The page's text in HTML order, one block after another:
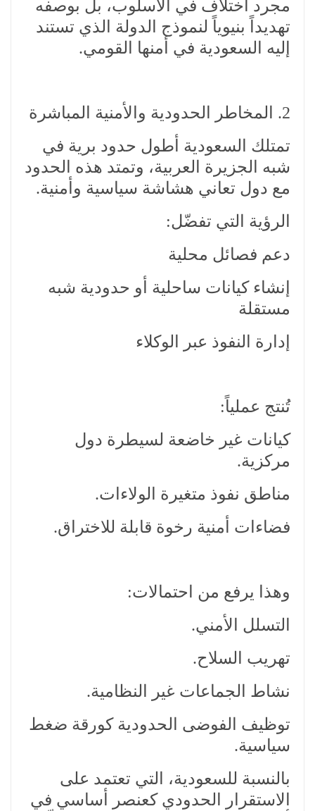
مجرد اختلاف في الأسلوب، بل بوصفه
تهديداً بنيوياً لنموذج الدولة الذي تستند
إليه السعودية في أمنها القومي.
2. المخاطر الحدودية والأمنية المباشرة
تمتلك السعودية أطول حدود برية في
شبه الجزيرة العربية، وتمتد هذه الحدود
مع دول تعاني هشاشة سياسية وأمنية.
الرؤية التي تفضّل:
دعم فصائل محلية
إنشاء كيانات ساحلية أو حدودية شبه
مستقلة
إدارة النفوذ عبر الوكلاء
تُنتج عملياً:
كيانات غير خاضعة لسيطرة دول
مركزية.
مناطق نفوذ متغيرة الولاءات.
فضاءات أمنية رخوة قابلة للاختراق.
وهذا يرفع من احتمالات:
التسلل الأمني.
تهريب السلاح.
نشاط الجماعات غير النظامية.
توظيف الفوضى الحدودية كورقة ضغط
سياسية.
بالنسبة للسعودية، التي تعتمد على
الاستقرار الحدودي كعنصر أساسي في